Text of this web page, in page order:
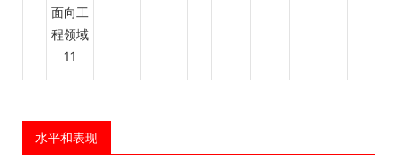
水平和表现